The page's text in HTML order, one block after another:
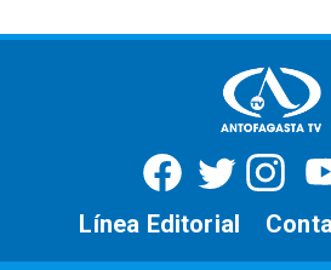
Línea Editorial